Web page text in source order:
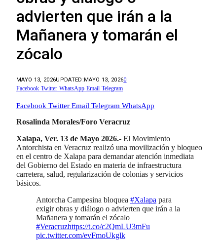
advierten que irán a la
Mañanera y tomarán el
zócalo
MAYO 13, 2026UPDATED:MAYO 13, 20260
Facebook Twitter WhatsApp Email Telegram
Facebook Twitter Email Telegram WhatsApp
Rosalinda Morales/Foro Veracruz
Xalapa, Ver. 13 de Mayo 2026.- El Movimiento
Antorchista en Veracruz realizó una movilización y bloqueo
en el centro de Xalapa para demandar atención inmediata
del Gobierno del Estado en materia de infraestructura
carretera, salud, regularización de colonias y servicios
básicos.
Antorcha Campesina bloquea #Xalapa para
exigir obras y diálogo o advierten que irán a la
Mañanera y tomarán el zócalo
#Veracruzhttps://t.co/c2QmLU3mFu
pic.twitter.com/evFmoUkglk